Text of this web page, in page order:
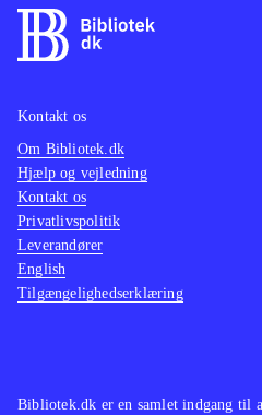
Bibliotek.dk er en samlet indgang til
Kontakt os
Om Bibliotek.dk
Hjælp og vejledning
Kontakt os
Privatlivspolitik
Leverandører
English
Tilgængelighedserklæring